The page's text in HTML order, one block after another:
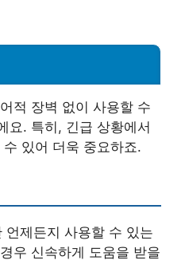
적 장벽 없이 사용할 수
요. 특히, 긴급 상황에서
있어 더욱 중요하죠.
언제든지 사용할 수 있는
우 신속하게 도움을 받을